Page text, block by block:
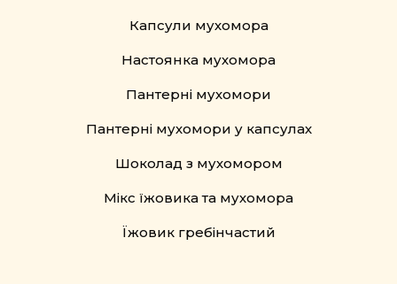
Капсули мухомора
Настоянка мухомора
Пантерні мухомори
Пантерні мухомори у капсулах
Шоколад з мухомором
Мікс їжовика та мухомора
Їжовик гребінчастий